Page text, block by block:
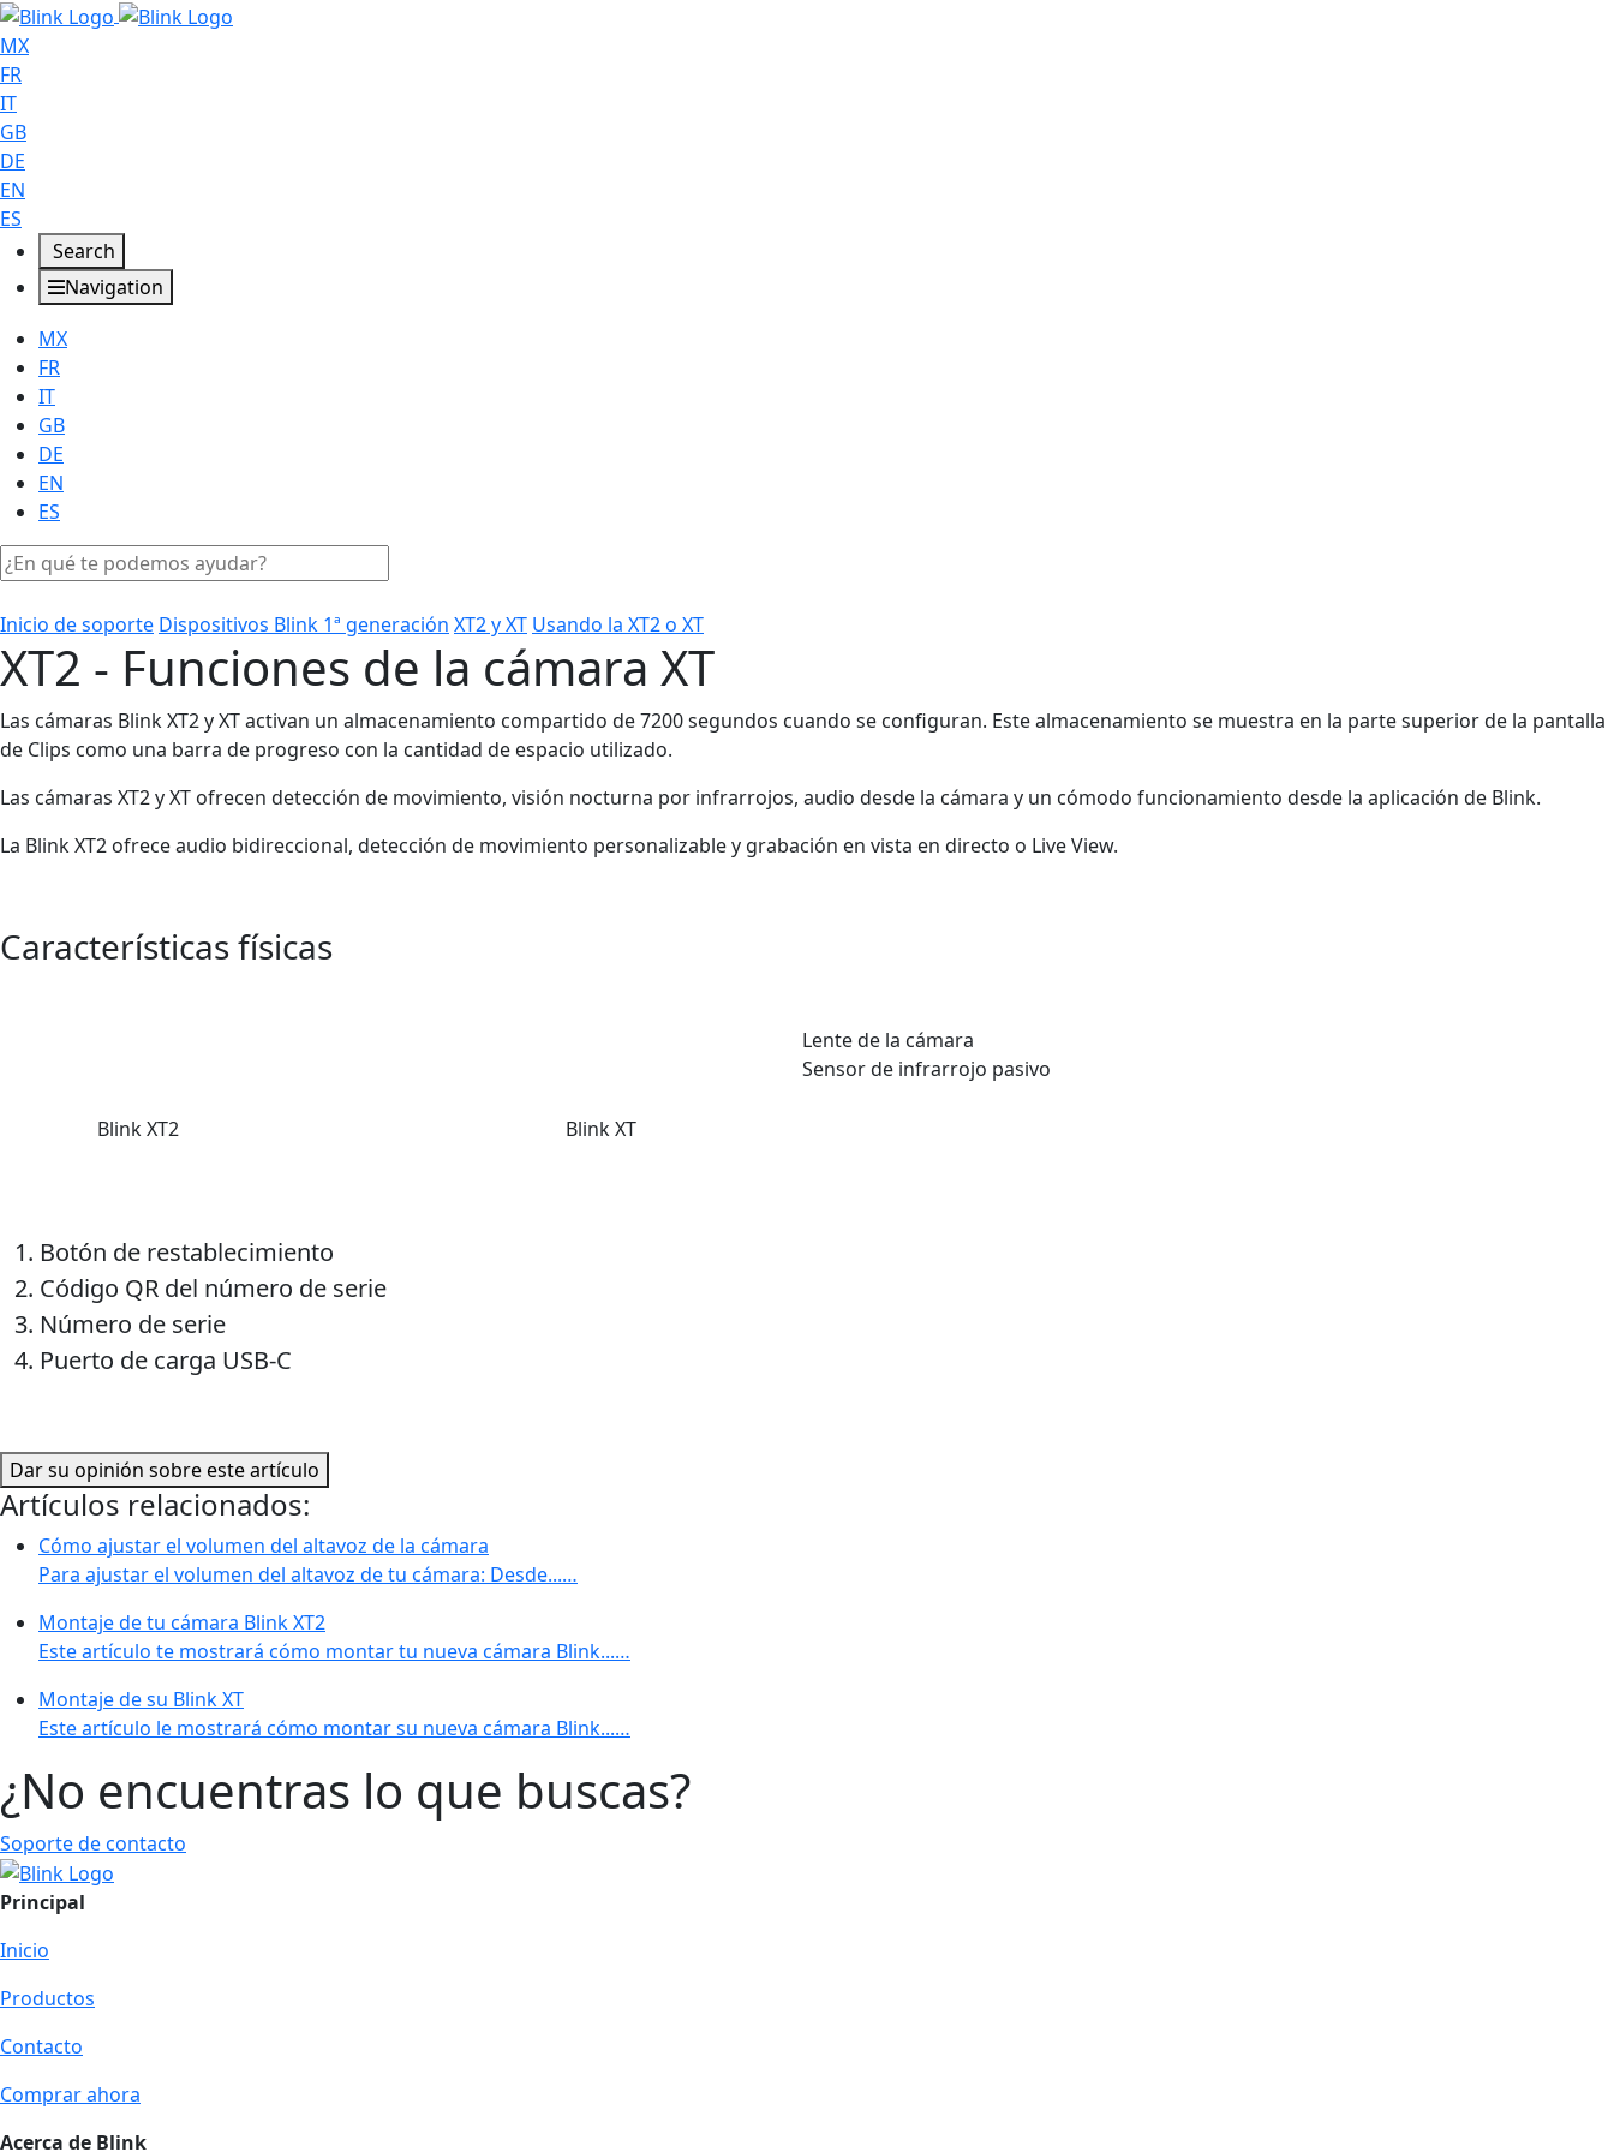
MX
FR
IT
GB
DE
EN
ES
Search
Navigation
MX
FR
IT
GB
DE
EN
ES
Inicio de soporte Dispositivos Blink 1ª generación XT2 y XT Usando la XT2 o XT
XT2 - Funciones de la cámara XT
Las cámaras Blink XT2 y XT activan un almacenamiento compartido de 7200 segundos cuando se configuran. Este almacenamiento se muestra en la parte superior de la pantalla
de Clips como una barra de progreso con la cantidad de espacio utilizado.
Las cámaras XT2 y XT ofrecen detección de movimiento, visión nocturna por infrarrojos, audio desde la cámara y un cómodo funcionamiento desde la aplicación de Blink.
La Blink XT2 ofrece audio bidireccional, detección de movimiento personalizable y grabación en vista en directo o Live View.
Características físicas
Lente de la cámara
Sensor de infrarrojo pasivo
Blink XT2 Blink XT
Botón de restablecimiento
Código QR del número de serie
Número de serie
Puerto de carga USB-C
Dar su opinión sobre este artículo
Artículos relacionados:
Cómo ajustar el volumen del altavoz de la cámara
Para ajustar el volumen del altavoz de tu cámara: Desde...…
Montaje de tu cámara Blink XT2
Este artículo te mostrará cómo montar tu nueva cámara Blink...…
Montaje de su Blink XT
Este artículo le mostrará cómo montar su nueva cámara Blink...…
¿No encuentras lo que buscas?
Soporte de contacto
Principal
Inicio
Productos
Contacto
Comprar ahora
Acerca de Blink